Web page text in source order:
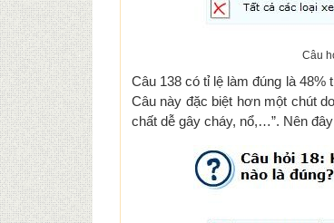
Câu
Câu 138 có tỉ lệ làm đúng là 48%
Câu này đặc biệt hơn một chút
chất dễ gây cháy, nổ,…”. Nên